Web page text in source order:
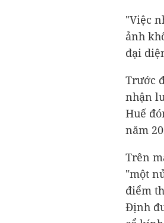
"Việc
ảnh
đại
Trước
nhận
Huế
năm
Trên
"một
điểm
Định